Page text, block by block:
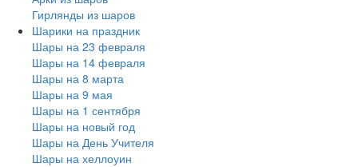
Гирлянды из шаров
Шарики на праздник
Шары на 23 февраля
Шары на 14 февраля
Шары на 8 марта
Шары на 9 мая
Шары на 1 сентября
Шары на новый год
Шары на День Учителя
Шары на хеллоуин